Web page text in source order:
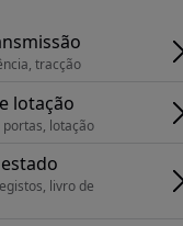
tracção
lotação
portas, lotação
livro de